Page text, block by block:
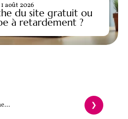
du site gratuit ou
à retardement ?
1 août 2026